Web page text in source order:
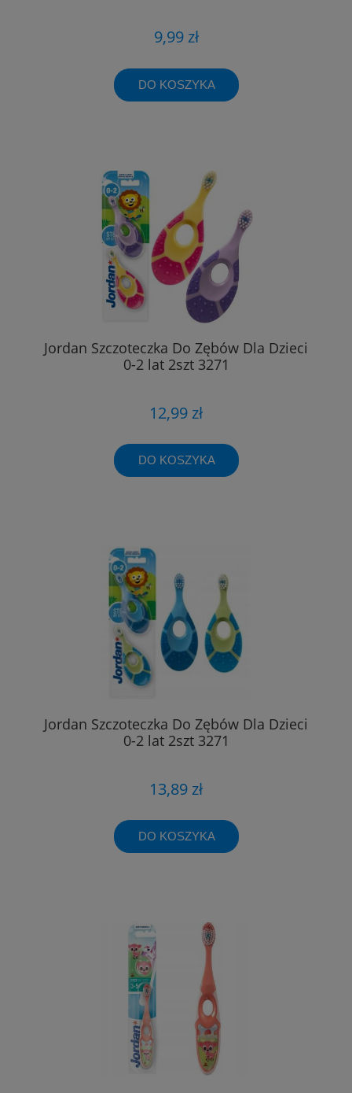
9,99 zł
DO KOSZYKA
Jordan Szczoteczka Do Zębów Dla Dzieci
0-2 lat 2szt 3271
12,99 zł
DO KOSZYKA
Jordan Szczoteczka Do Zębów Dla Dzieci
0-2 lat 2szt 3271
13,89 zł
DO KOSZYKA